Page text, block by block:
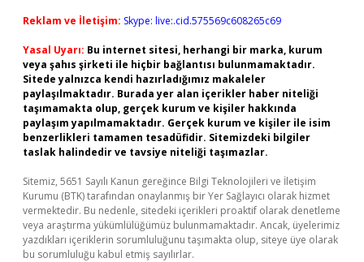
Reklam ve İletişim: Skype: live:.cid.575569c608265c69
Yasal Uyarı: Bu internet sitesi, herhangi bir marka, kurum
veya şahıs şirketi ile hiçbir bağlantısı bulunmamaktadır.
Sitede yalnızca kendi hazırladığımız makaleler
paylaşılmaktadır. Burada yer alan içerikler haber niteliği
taşımamakta olup, gerçek kurum ve kişiler hakkında
paylaşım yapılmamaktadır. Gerçek kurum ve kişiler ile isim
benzerlikleri tamamen tesadüfidir. Sitemizdeki bilgiler
taslak halindedir ve tavsiye niteliği taşımazlar.
Sitemiz, 5651 Sayılı Kanun gereğince Bilgi Teknolojileri ve İletişim
Kurumu (BTK) tarafından onaylanmış bir Yer Sağlayıcı olarak hizmet
vermektedir. Bu nedenle, sitedeki içerikleri proaktif olarak denetleme
veya araştırma yükümlülüğümüz bulunmamaktadır. Ancak, üyelerimiz
yazdıkları içeriklerin sorumluluğunu taşımakta olup, siteye üye olarak
bu sorumluluğu kabul etmiş sayılırlar.